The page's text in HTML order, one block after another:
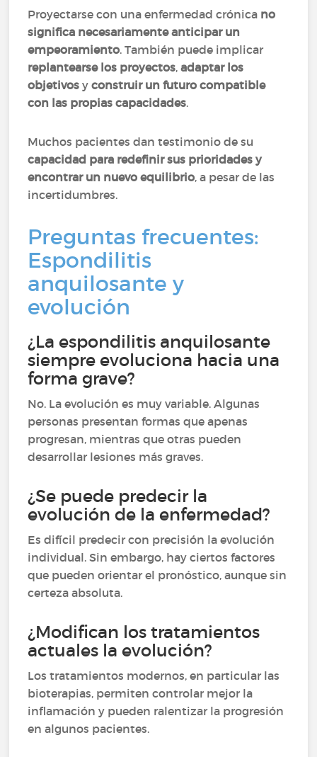
Proyectarse con una enfermedad crónica no
significa necesariamente anticipar un
empeoramiento. También puede implicar
replantearse los proyectos,adaptar los
objetivos yconstruir un futuro compatible
con las propias capacidades.
Muchos pacientes dan testimonio de su
capacidad para redefinir sus prioridades y
encontrar un nuevo equilibrio, a pesar de las
incertidumbres.
Preguntas frecuentes:
Espondilitis
anquilosante y
evolución
¿La espondilitis anquilosante
siempre evoluciona hacia una
forma grave?
No. La evolución es muy variable. Algunas
personas presentan formas que apenas
progresan, mientras que otras pueden
desarrollar lesiones más graves.
¿Se puede predecir la
evolución de la enfermedad?
Es difícil predecir con precisión la evolución
individual. Sin embargo, hay ciertos factores
que pueden orientar el pronóstico, aunque sin
certeza absoluta.
¿Modifican los tratamientos
actuales la evolución?
Los tratamientos modernos, en particular las
bioterapias, permiten controlar mejor la
inflamación y pueden ralentizar la progresión
en algunos pacientes.